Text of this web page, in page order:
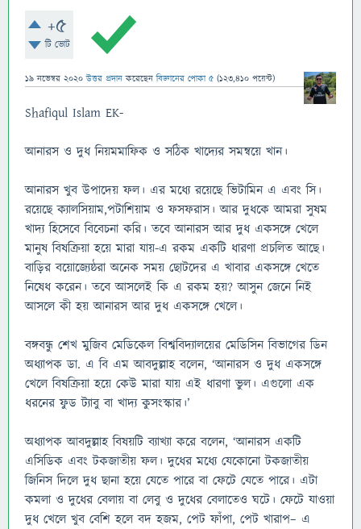
+5
টি ভোট
19 নভেম্বর 2020 উত্তর প্রদান করেছেনবিজ্ঞানের পোকা ৫ (123,410 পয়েন্ট)
Shafiqul Islam EK-
আনারস ও দুধ নিয়মমাফিক ও সঠিক খাদ্যের সমন্বয়ে খান।
আনারস খুব উপাদেয় ফল। এর মধ্যে রয়েছে ভিটামিন এ এবং সি।
রয়েছে ক্যালসিয়াম,পটাশিয়াম ও ফসফরাস। আর দুধকে আমরা সুষম
খাদ্য হিসেবে বিবেচনা করি। তবে আনারস আর দুধ একসঙ্গে খেলে
মানুষ বিষক্রিয়া হয়ে মারা যায়-এ রকম একটি ধারণা প্রচলিত আছে।
বাড়ির বয়োজ্যেষ্ঠরা অনেক সময় ছোটদের এ খাবার একসঙ্গে খেতে
নিষেধ করেন। তবে আসলেই কি এ রকম হয়? আসুন জেনে নিই
আসলে কী হয় আনারস আর দুধ একসঙ্গে খেলে।
বঙ্গবন্ধু শেখ মুজিব মেডিকেল বিশ্ববিদ্যালয়ের মেডিসিন বিভাগের ডিন
অধ্যাপক ডা. এ বি এম আবদুল্লাহ বলেন, ‘আনারস ও দুধ একসঙ্গে
খেলে বিষক্রিয়া হয়ে কেউ মারা যায় এই ধারণা ভুল। এগুলো এক
ধরনের ফুড ট্যাবু বা খাদ্য কুসংস্কার।’
অধ্যাপক আবদুল্লাহ বিষয়টি ব্যাখ্যা করে বলেন, ‘আনারস একটি
এসিডিক এবং টকজাতীয় ফল। দুধের মধ্যে যেকোনো টকজাতীয়
জিনিস দিলে দুধ ছানা হয়ে যেতে পারে বা ফেটে যেতে পারে। এটা
কমলা ও দুধের বেলায় বা লেবু ও দুধের বেলাতেও ঘটে। ফেটে যাওয়া
দুধ খেলে খুব বেশি হলে বদ হজম, পেট ফাঁপা, পেট খারাপ– এ